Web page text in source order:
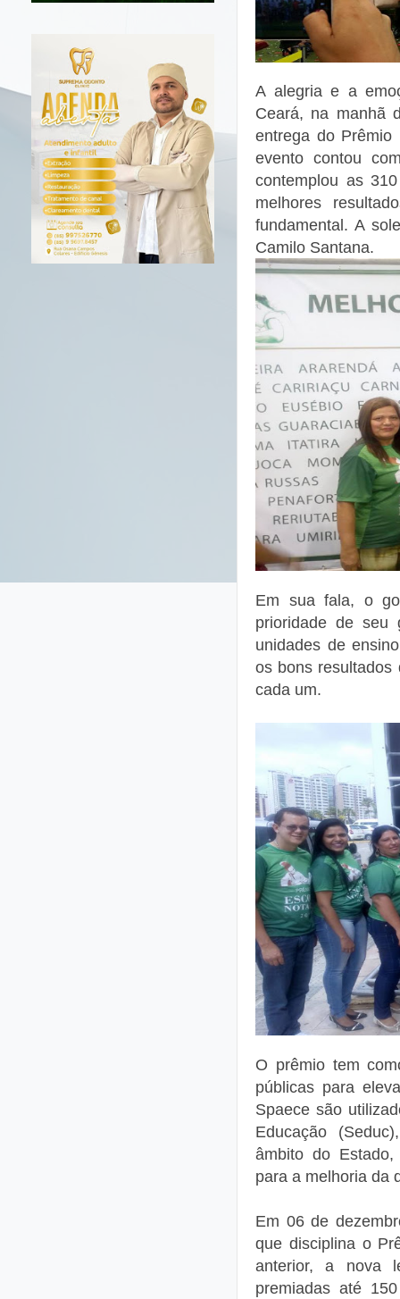
A alegria e a
Ceará, na manhã
entrega do
evento contou
contemplou as
melhores
fundamental. A
Camilo Santana.
Em sua fala, o
prioridade de seu
unidades de
os bons resultados
cada um.
O prêmio tem
públicas para
Spaece são
Educação
âmbito do
para a melhoria da
Em 06 de
que disciplina o
anterior, a nova
premiadas até